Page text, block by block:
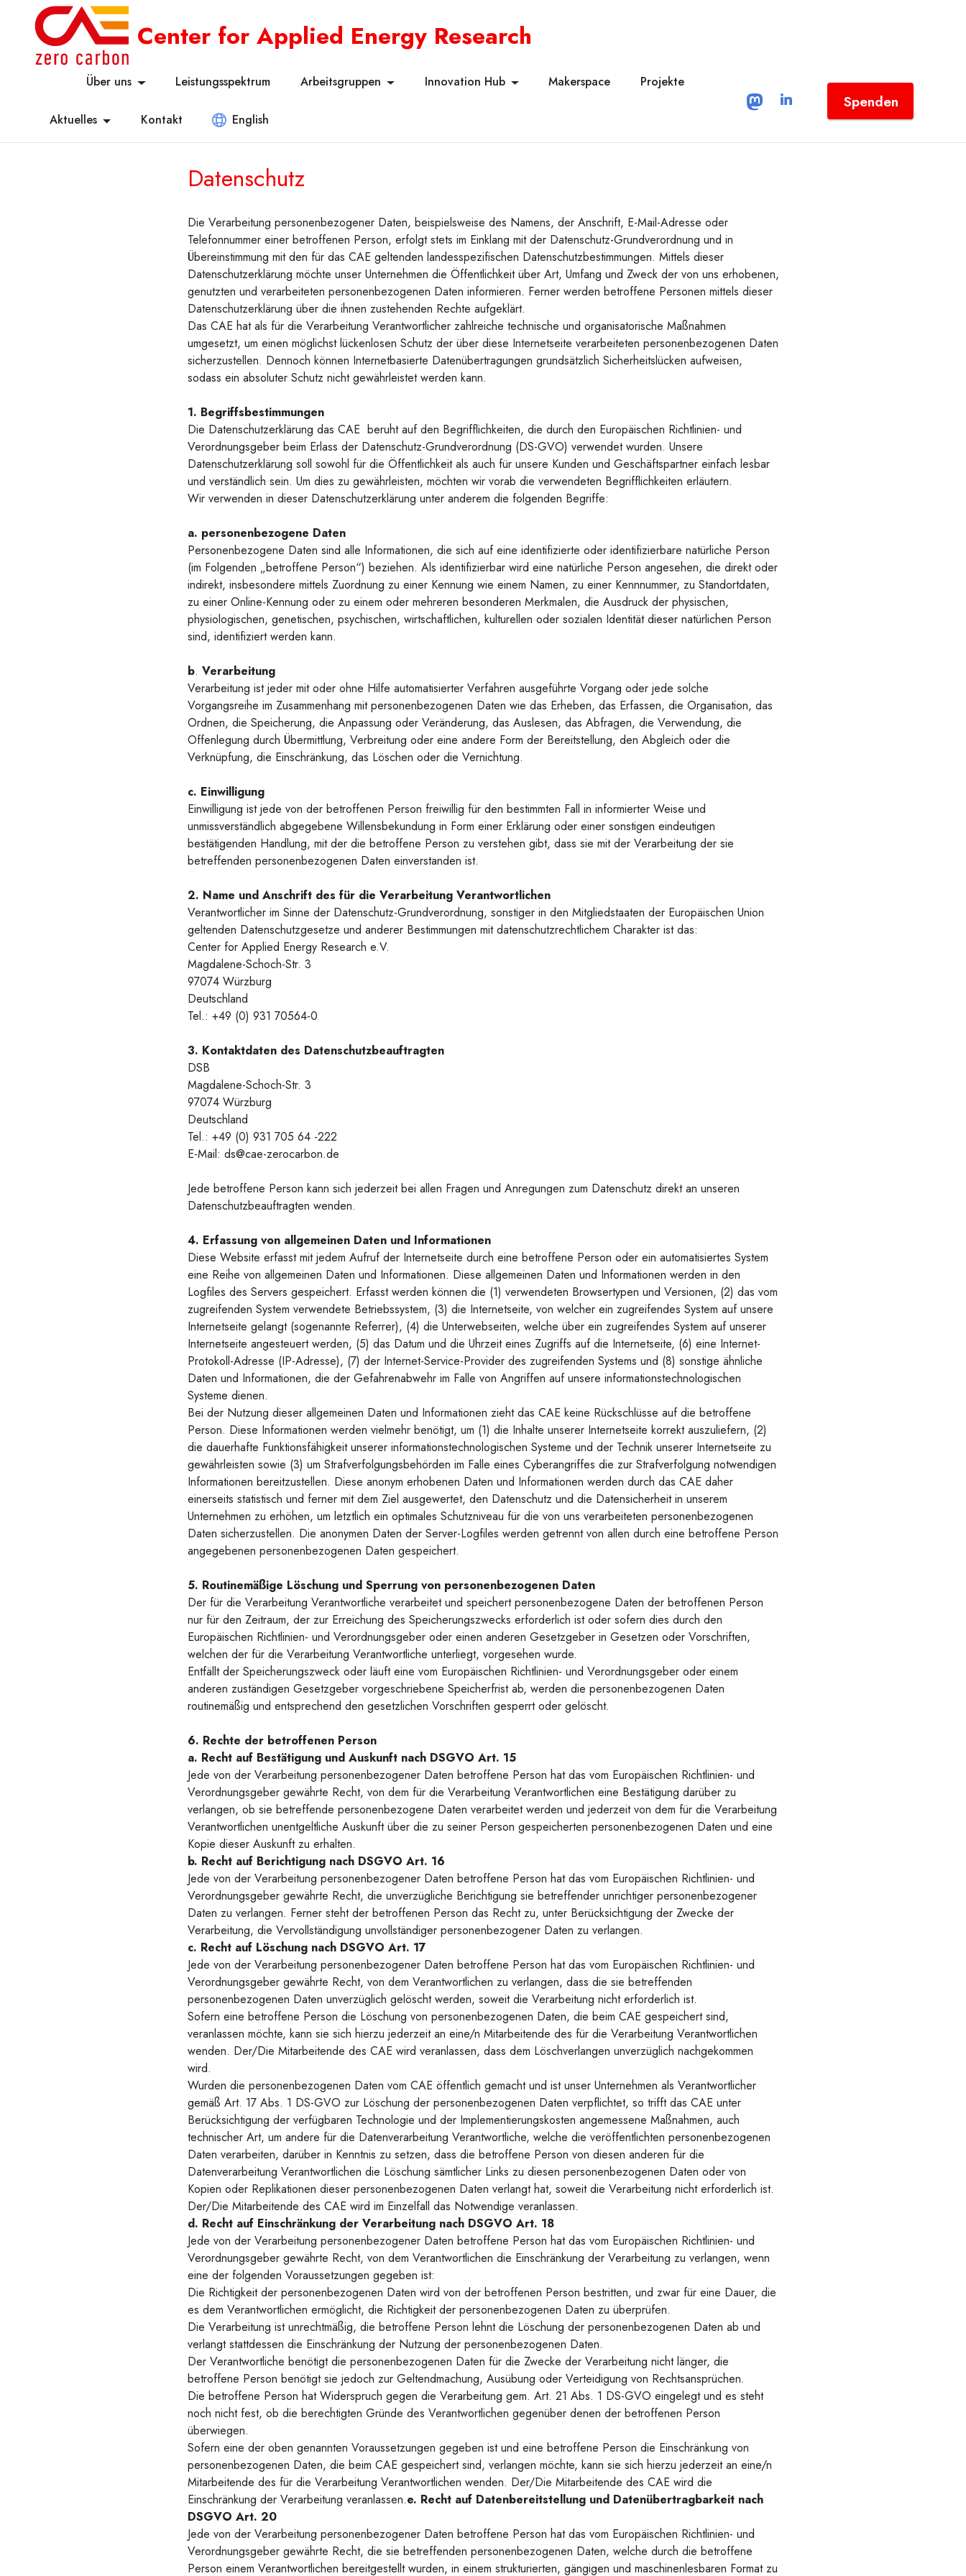
Center for Applied Energy Research
Über uns Leistungsspektrum Arbeitsgruppen Innovation Hub Makerspace Projekte
Aktuelles Kontakt English
Spenden
Datenschutz
Die Verarbeitung personenbezogener Daten, beispielsweise des Namens, der Anschrift, E-Mail-Adresse oder
Telefonnummer einer betroffenen Person, erfolgt stets im Einklang mit der Datenschutz-Grundverordnung und in
Übereinstimmung mit den für das CAE geltenden landesspezifischen Datenschutzbestimmungen. Mittels dieser
Datenschutzerklärung möchte unser Unternehmen die Öffentlichkeit über Art, Umfang und Zweck der von uns erhobenen,
genutzten und verarbeiteten personenbezogenen Daten informieren. Ferner werden betroffene Personen mittels dieser
Datenschutzerklärung über die ihnen zustehenden Rechte aufgeklärt.
Das CAE hat als für die Verarbeitung Verantwortlicher zahlreiche technische und organisatorische Maßnahmen
umgesetzt, um einen möglichst lückenlosen Schutz der über diese Internetseite verarbeiteten personenbezogenen Daten
sicherzustellen. Dennoch können Internetbasierte Datenübertragungen grundsätzlich Sicherheitslücken aufweisen,
sodass ein absoluter Schutz nicht gewährleistet werden kann.
1. Begriffsbestimmungen
Die Datenschutzerklärung das CAE beruht auf den Begrifflichkeiten, die durch den Europäischen Richtlinien- und
Verordnungsgeber beim Erlass der Datenschutz-Grundverordnung (DS-GVO) verwendet wurden. Unsere
Datenschutzerklärung soll sowohl für die Öffentlichkeit als auch für unsere Kunden und Geschäftspartner einfach lesbar
und verständlich sein. Um dies zu gewährleisten, möchten wir vorab die verwendeten Begrifflichkeiten erläutern.
Wir verwenden in dieser Datenschutzerklärung unter anderem die folgenden Begriffe:
a. personenbezogene Daten
Personenbezogene Daten sind alle Informationen, die sich auf eine identifizierte oder identifizierbare natürliche Person
(im Folgenden „betroffene Person“) beziehen. Als identifizierbar wird eine natürliche Person angesehen, die direkt oder
indirekt, insbesondere mittels Zuordnung zu einer Kennung wie einem Namen, zu einer Kennnummer, zu Standortdaten,
zu einer Online-Kennung oder zu einem oder mehreren besonderen Merkmalen, die Ausdruck der physischen,
physiologischen, genetischen, psychischen, wirtschaftlichen, kulturellen oder sozialen Identität dieser natürlichen Person
sind, identifiziert werden kann.
b. Verarbeitung
Verarbeitung ist jeder mit oder ohne Hilfe automatisierter Verfahren ausgeführte Vorgang oder jede solche
Vorgangsreihe im Zusammenhang mit personenbezogenen Daten wie das Erheben, das Erfassen, die Organisation, das
Ordnen, die Speicherung, die Anpassung oder Veränderung, das Auslesen, das Abfragen, die Verwendung, die
Offenlegung durch Übermittlung, Verbreitung oder eine andere Form der Bereitstellung, den Abgleich oder die
Verknüpfung, die Einschränkung, das Löschen oder die Vernichtung.
c. Einwilligung
Einwilligung ist jede von der betroffenen Person freiwillig für den bestimmten Fall in informierter Weise und
unmissverständlich abgegebene Willensbekundung in Form einer Erklärung oder einer sonstigen eindeutigen
bestätigenden Handlung, mit der die betroffene Person zu verstehen gibt, dass sie mit der Verarbeitung der sie
betreffenden personenbezogenen Daten einverstanden ist.
2. Name und Anschrift des für die Verarbeitung Verantwortlichen
Verantwortlicher im Sinne der Datenschutz-Grundverordnung, sonstiger in den Mitgliedstaaten der Europäischen Union
geltenden Datenschutzgesetze und anderer Bestimmungen mit datenschutzrechtlichem Charakter ist das:
Center for Applied Energy Research e.V.
Magdalene-Schoch-Str. 3
97074 Würzburg
Deutschland
Tel.: +49 (0) 931 70564-0
3. Kontaktdaten des Datenschutzbeauftragten
DSB
Magdalene-Schoch-Str. 3
97074 Würzburg
Deutschland
Tel.: +49 (0) 931 705 64 -222
E-Mail: ds@cae-zerocarbon.de
Jede betroffene Person kann sich jederzeit bei allen Fragen und Anregungen zum Datenschutz direkt an unseren
Datenschutzbeauftragten wenden.
4. Erfassung von allgemeinen Daten und Informationen
Diese Website erfasst mit jedem Aufruf der Internetseite durch eine betroffene Person oder ein automatisiertes System
eine Reihe von allgemeinen Daten und Informationen. Diese allgemeinen Daten und Informationen werden in den
Logfiles des Servers gespeichert. Erfasst werden können die (1) verwendeten Browsertypen und Versionen, (2) das vom
zugreifenden System verwendete Betriebssystem, (3) die Internetseite, von welcher ein zugreifendes System auf unsere
Internetseite gelangt (sogenannte Referrer), (4) die Unterwebseiten, welche über ein zugreifendes System auf unserer
Internetseite angesteuert werden, (5) das Datum und die Uhrzeit eines Zugriffs auf die Internetseite, (6) eine Internet-
Protokoll-Adresse (IP-Adresse), (7) der Internet-Service-Provider des zugreifenden Systems und (8) sonstige ähnliche
Daten und Informationen, die der Gefahrenabwehr im Falle von Angriffen auf unsere informationstechnologischen
Systeme dienen.
Bei der Nutzung dieser allgemeinen Daten und Informationen zieht das CAE keine Rückschlüsse auf die betroffene
Person. Diese Informationen werden vielmehr benötigt, um (1) die Inhalte unserer Internetseite korrekt auszuliefern, (2)
die dauerhafte Funktionsfähigkeit unserer informationstechnologischen Systeme und der Technik unserer Internetseite zu
gewährleisten sowie (3) um Strafverfolgungsbehörden im Falle eines Cyberangriffes die zur Strafverfolgung notwendigen
Informationen bereitzustellen. Diese anonym erhobenen Daten und Informationen werden durch das CAE daher
einerseits statistisch und ferner mit dem Ziel ausgewertet, den Datenschutz und die Datensicherheit in unserem
Unternehmen zu erhöhen, um letztlich ein optimales Schutzniveau für die von uns verarbeiteten personenbezogenen
Daten sicherzustellen. Die anonymen Daten der Server-Logfiles werden getrennt von allen durch eine betroffene Person
angegebenen personenbezogenen Daten gespeichert.
5. Routinemäßige Löschung und Sperrung von personenbezogenen Daten
Der für die Verarbeitung Verantwortliche verarbeitet und speichert personenbezogene Daten der betroffenen Person
nur für den Zeitraum, der zur Erreichung des Speicherungszwecks erforderlich ist oder sofern dies durch den
Europäischen Richtlinien- und Verordnungsgeber oder einen anderen Gesetzgeber in Gesetzen oder Vorschriften,
welchen der für die Verarbeitung Verantwortliche unterliegt, vorgesehen wurde.
Entfällt der Speicherungszweck oder läuft eine vom Europäischen Richtlinien- und Verordnungsgeber oder einem
anderen zuständigen Gesetzgeber vorgeschriebene Speicherfrist ab, werden die personenbezogenen Daten
routinemäßig und entsprechend den gesetzlichen Vorschriften gesperrt oder gelöscht.
6. Rechte der betroffenen Person
a. Recht auf Bestätigung und Auskunft nach DSGVO Art. 15
Jede von der Verarbeitung personenbezogener Daten betroffene Person hat das vom Europäischen Richtlinien- und
Verordnungsgeber gewährte Recht, von dem für die Verarbeitung Verantwortlichen eine Bestätigung darüber zu
verlangen, ob sie betreffende personenbezogene Daten verarbeitet werden und jederzeit von dem für die Verarbeitung
Verantwortlichen unentgeltliche Auskunft über die zu seiner Person gespeicherten personenbezogenen Daten und eine
Kopie dieser Auskunft zu erhalten.
b. Recht auf Berichtigung nach DSGVO Art. 16
Jede von der Verarbeitung personenbezogener Daten betroffene Person hat das vom Europäischen Richtlinien- und
Verordnungsgeber gewährte Recht, die unverzügliche Berichtigung sie betreffender unrichtiger personenbezogener
Daten zu verlangen. Ferner steht der betroffenen Person das Recht zu, unter Berücksichtigung der Zwecke der
Verarbeitung, die Vervollständigung unvollständiger personenbezogener Daten zu verlangen.
c. Recht auf Löschung nach DSGVO Art. 17
Jede von der Verarbeitung personenbezogener Daten betroffene Person hat das vom Europäischen Richtlinien- und
Verordnungsgeber gewährte Recht, von dem Verantwortlichen zu verlangen, dass die sie betreffenden
personenbezogenen Daten unverzüglich gelöscht werden, soweit die Verarbeitung nicht erforderlich ist.
Sofern eine betroffene Person die Löschung von personenbezogenen Daten, die beim CAE gespeichert sind,
veranlassen möchte, kann sie sich hierzu jederzeit an eine/n Mitarbeitende des für die Verarbeitung Verantwortlichen
wenden. Der/Die Mitarbeitende des CAE wird veranlassen, dass dem Löschverlangen unverzüglich nachgekommen
wird.
Wurden die personenbezogenen Daten vom CAE öffentlich gemacht und ist unser Unternehmen als Verantwortlicher
gemäß Art. 17 Abs. 1 DS-GVO zur Löschung der personenbezogenen Daten verpflichtet, so trifft das CAE unter
Berücksichtigung der verfügbaren Technologie und der Implementierungskosten angemessene Maßnahmen, auch
technischer Art, um andere für die Datenverarbeitung Verantwortliche, welche die veröffentlichten personenbezogenen
Daten verarbeiten, darüber in Kenntnis zu setzen, dass die betroffene Person von diesen anderen für die
Datenverarbeitung Verantwortlichen die Löschung sämtlicher Links zu diesen personenbezogenen Daten oder von
Kopien oder Replikationen dieser personenbezogenen Daten verlangt hat, soweit die Verarbeitung nicht erforderlich ist.
Der/Die Mitarbeitende des CAE wird im Einzelfall das Notwendige veranlassen.
d. Recht auf Einschränkung der Verarbeitung nach DSGVO Art. 18
Jede von der Verarbeitung personenbezogener Daten betroffene Person hat das vom Europäischen Richtlinien- und
Verordnungsgeber gewährte Recht, von dem Verantwortlichen die Einschränkung der Verarbeitung zu verlangen, wenn
eine der folgenden Voraussetzungen gegeben ist:
Die Richtigkeit der personenbezogenen Daten wird von der betroffenen Person bestritten, und zwar für eine Dauer, die
es dem Verantwortlichen ermöglicht, die Richtigkeit der personenbezogenen Daten zu überprüfen.
Die Verarbeitung ist unrechtmäßig, die betroffene Person lehnt die Löschung der personenbezogenen Daten ab und
verlangt stattdessen die Einschränkung der Nutzung der personenbezogenen Daten.
Der Verantwortliche benötigt die personenbezogenen Daten für die Zwecke der Verarbeitung nicht länger, die
betroffene Person benötigt sie jedoch zur Geltendmachung, Ausübung oder Verteidigung von Rechtsansprüchen.
Die betroffene Person hat Widerspruch gegen die Verarbeitung gem. Art. 21 Abs. 1 DS-GVO eingelegt und es steht
noch nicht fest, ob die berechtigten Gründe des Verantwortlichen gegenüber denen der betroffenen Person
überwiegen.
Sofern eine der oben genannten Voraussetzungen gegeben ist und eine betroffene Person die Einschränkung von
personenbezogenen Daten, die beim CAE gespeichert sind, verlangen möchte, kann sie sich hierzu jederzeit an eine/n
Mitarbeitende des für die Verarbeitung Verantwortlichen wenden. Der/Die Mitarbeitende des CAE wird die
Einschränkung der Verarbeitung veranlassen.e. Recht auf Datenbereitstellung und Datenübertragbarkeit nach
DSGVO Art. 20
Jede von der Verarbeitung personenbezogener Daten betroffene Person hat das vom Europäischen Richtlinien- und
Verordnungsgeber gewährte Recht, die sie betreffenden personenbezogenen Daten, welche durch die betroffene
Person einem Verantwortlichen bereitgestellt wurden, in einem strukturierten, gängigen und maschinenlesbaren Format zu